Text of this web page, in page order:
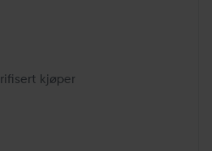
opprettet 1 måned
kjøper